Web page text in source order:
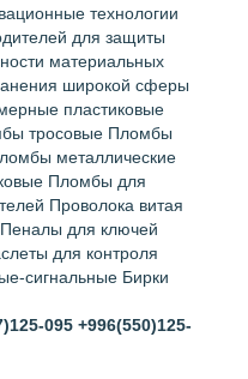
технологии
для защиты
материальных
широкой сферы
пластиковые
тросовые Пломбы
металлические
Пломбы для
Проволока витая
для ключей
для контроля
сигнальные Бирки
095 +996(550)125-